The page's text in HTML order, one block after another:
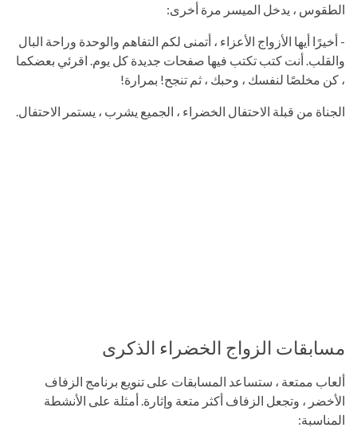
الطقوس ، يدخل الميسر مرة أخرى:
- أخيرًا أيها الأزواج الأعزاء ، أتمنى لكم التفاهم والوحدة وراحة البال
والقلب. أنت كتب تكتب فيها صفحات جديدة كل يوم. اقرئي بعضكما
، كن مخلصًا لنفسك ، وحبك ، ثم تنجح! بمرارة!
الجناة من قبلة الاحتفال الخضراء ، الجميع يشرب ، يستمر الاحتفال.
مسابقات الزواج الخضراء الذكرى
ألعاب ممتعة ، ستساعد المسابقات على تنويع برنامج الزفاف
الأخضر ، وتجعل الزفاف أكثر متعة وإثارة. أمثلة على الأنشطة
المناسبة: